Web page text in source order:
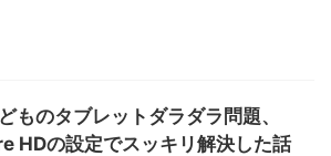
ものタブレットダラダラ問題、
HDの設定でスッキリ解決した話